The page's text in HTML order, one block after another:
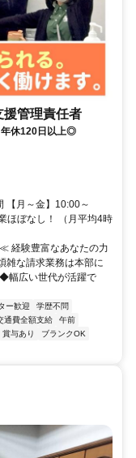
援管理責任者
年休120日以上◎
【月～金】10:00～
ぼなし！ （月平均4時
経験豊富なあなたの力
な請求業務は本部に
幅広い世代が活躍で
ー歓迎
学歴不問
通費全額支給
午前
賞与あり
ブランクOK